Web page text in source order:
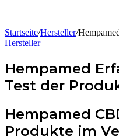
Startseite/Hersteller/
Hersteller
Hempamed
Test der
Hempamed
Produkte im